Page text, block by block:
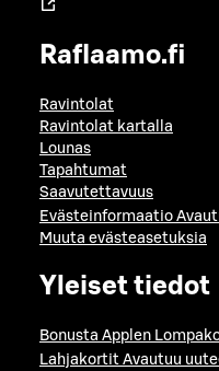
Raflaamo.fi
Ravintolat
Ravintolat kartalla
Lounas
Tapahtumat
Saavutettavuus
Evästeinformaatio
Muuta evästeasetuksia
Yleiset tiedot
Bonusta Applen
Lahjakortit Avautuu